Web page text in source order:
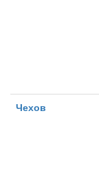
Чехов